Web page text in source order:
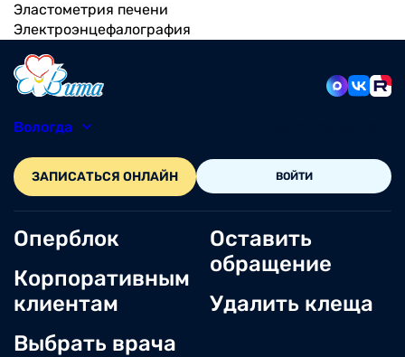
Эластометрия печени
Электроэнцефалография
Вологда
ЗАПИСАТЬСЯ ОНЛАЙН ВОЙТИ
Оперблок
Корпоративным
клиентам
Выбрать врача
Оставить
обращение
Удалить клеща